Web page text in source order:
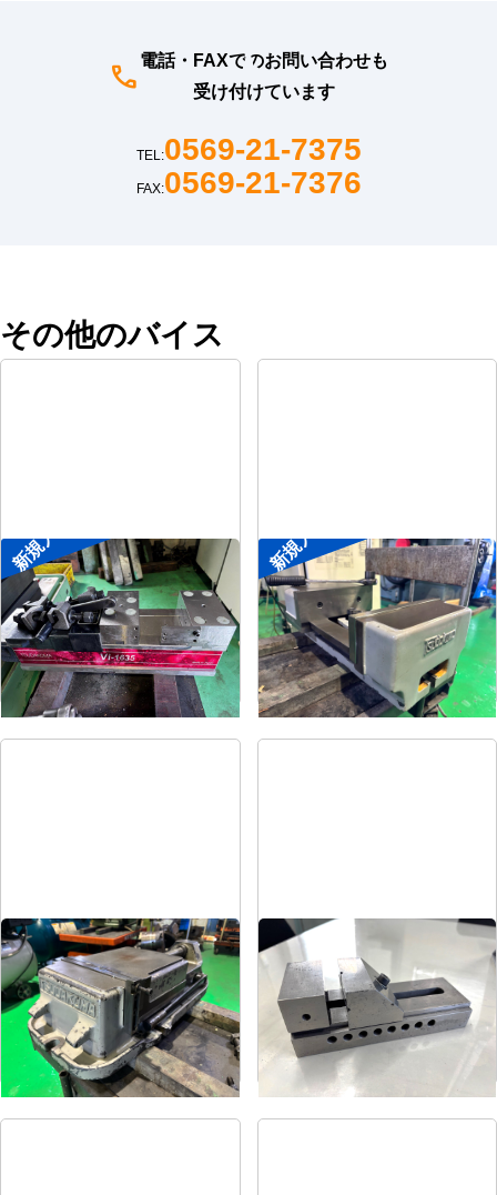
電話・FAXでのお問い合わせも
受け付けています
TEL:0569-21-7375
FAX:0569-21-7376
その他のバイス
新規入荷
メカ増力マシンバイス
メーカー ツダコマ
形 Vi-1635
年 式2018
新規入荷
大型マシンバイス
メーカー ツダコマ
形 式VB-300
年 式-
マシンバイス
メーカー ツダコマ
形 式VG-250
年 式-
精密バイス
メーカー -
形 式-
年 式-